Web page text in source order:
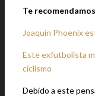
Te
Joaquin Phoenix
Este exfutbolista
ciclismo
Debido a este